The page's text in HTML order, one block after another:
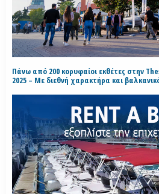
Πάνω από 200 κορυφαίοι εκθέτες στην
2025 – Με διεθνή χαρακτήρα και